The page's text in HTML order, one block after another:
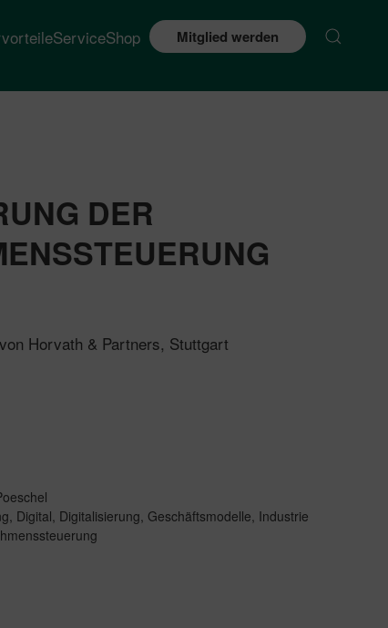
ServiceShop Mitglied werden
DER
Horvath & Partners, Stuttgart
, Digital, Digitalisierung, Geschäftsmodelle, Industrie